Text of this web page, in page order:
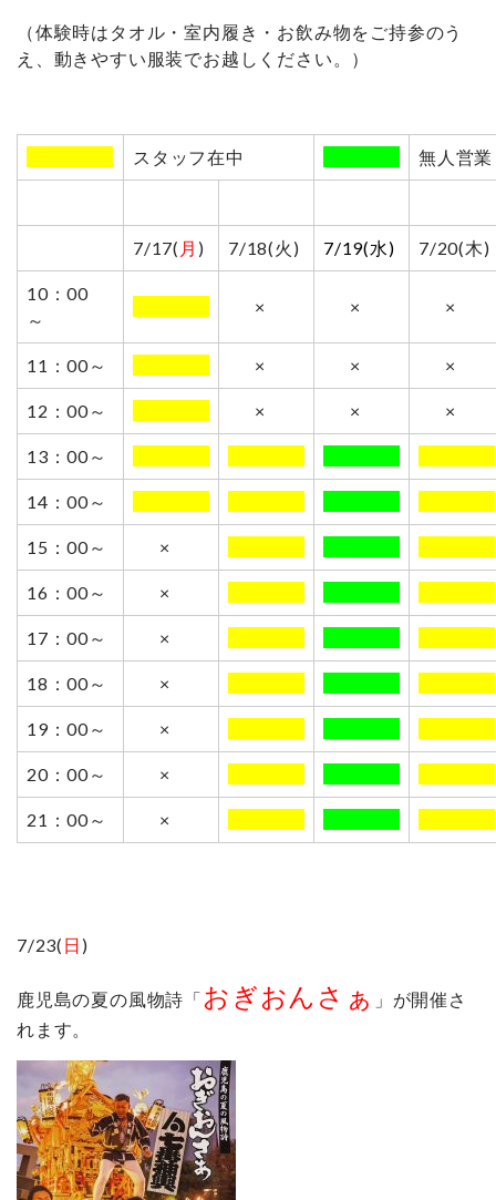
（体験時はタオル・室内履き・お飲み物をご持参のう
え、動きやすい服装でお越しください。）
00000000 スタッフ在中 無人営業
7/17( 月 ) 7/18(火) 7/19(水) 7/20(木)
10：00
～
× × ×
11：00～ × × ×
12：00～ × × ×
13：00～
14：00～
15：00～ ×
16：00～ ×
17：00～ ×
18：00～ ×
19：00～ ×
20：00～ ×
21：00～ ×
7/23( 日 )
鹿児島の夏の風物詩「 おぎおんさぁ 」が開催さ
れます。